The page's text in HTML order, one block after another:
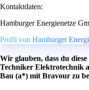
Kontaktdaten:
Hamburger Energienetze
Profil von Hamburger
Wir glauben, dass du
Techniker Elektrotechnik
Bau (a*) mit Bravour zu